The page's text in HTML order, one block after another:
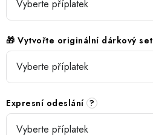
🎁 Vytvořte originální dárkový set
Expresní odeslání ?